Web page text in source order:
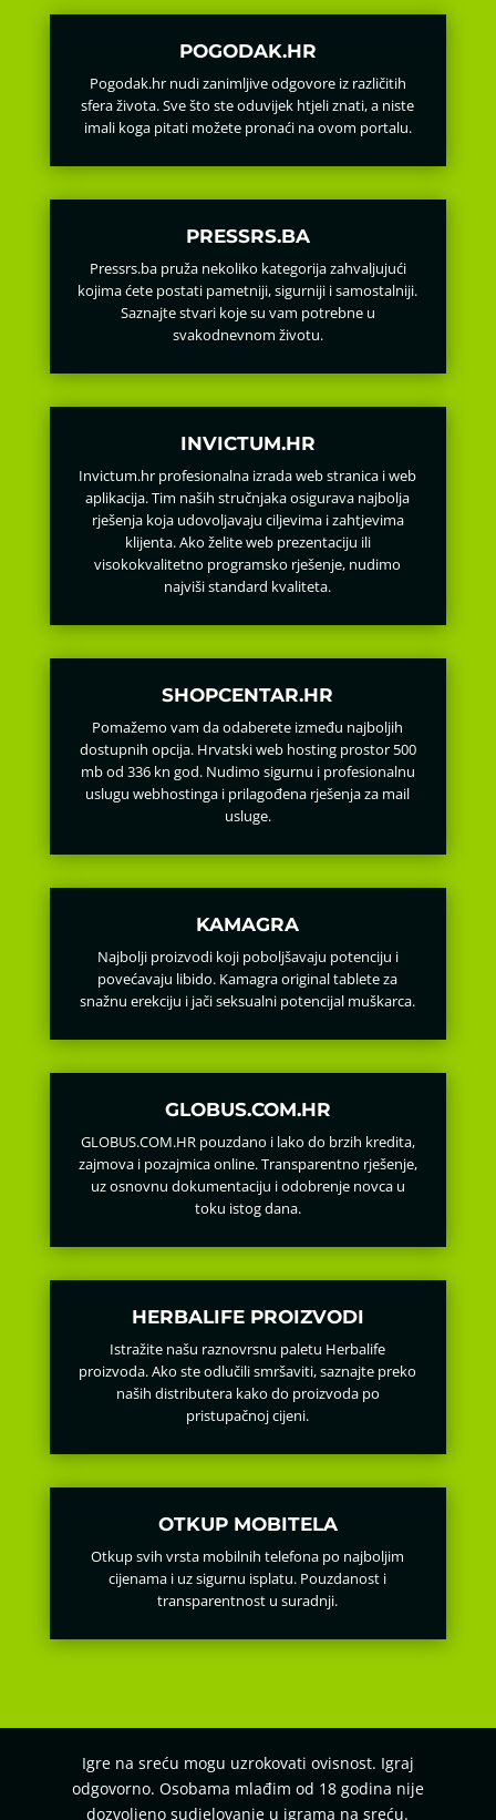
POGODAK.HR
Pogodak.hr nudi zanimljive odgovore iz različitih
sfera života. Sve što ste oduvijek htjeli znati, a niste
imali koga pitati možete pronaći na ovom portalu.
PRESSRS.BA
Pressrs.ba pruža nekoliko kategorija zahvaljujući
kojima ćete postati pametniji, sigurniji i samostalniji.
Saznajte stvari koje su vam potrebne u
svakodnevnom životu.
INVICTUM.HR
Invictum.hr profesionalna izrada web stranica i web
aplikacija. Tim naših stručnjaka osigurava najbolja
rješenja koja udovoljavaju ciljevima i zahtjevima
klijenta. Ako želite web prezentaciju ili
visokokvalitetno programsko rješenje, nudimo
najviši standard kvaliteta.
SHOPCENTAR.HR
Pomažemo vam da odaberete između najboljih
dostupnih opcija. Hrvatski web hosting prostor 500
mb od 336 kn god. Nudimo sigurnu i profesionalnu
uslugu webhostinga i prilagođena rješenja za mail
usluge.
KAMAGRA
Najbolji proizvodi koji poboljšavaju potenciju i
povećavaju libido. Kamagra original tablete za
snažnu erekciju i jači seksualni potencijal muškarca.
GLOBUS.COM.HR
GLOBUS.COM.HR pouzdano i lako do brzih kredita,
zajmova i pozajmica online. Transparentno rješenje,
uz osnovnu dokumentaciju i odobrenje novca u
toku istog dana.
HERBALIFE PROIZVODI
Istražite našu raznovrsnu paletu Herbalife
proizvoda. Ako ste odlučili smršaviti, saznajte preko
naših distributera kako do proizvoda po
pristupačnoj cijeni.
OTKUP MOBITELA
Otkup svih vrsta mobilnih telefona po najboljim
cijenama i uz sigurnu isplatu. Pouzdanost i
transparentnost u suradnji.
Igre na sreću mogu uzrokovati ovisnost. Igraj
odgovorno. Osobama mlađim od 18 godina nije
dozvoljeno sudjelovanje u igrama na sreću.